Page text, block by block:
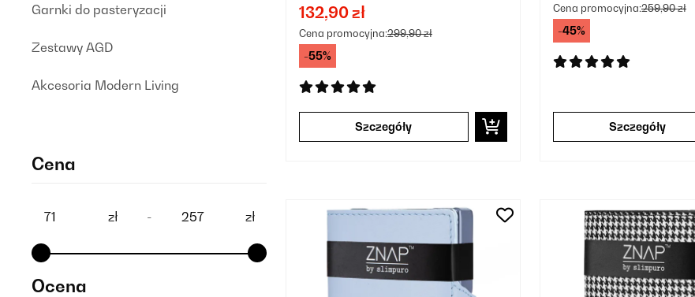
Garnki do pasteryzacji
Zestawy AGD
Akcesoria Modern Living
Cena
zł - zł
Ocena
132,90 zł
Cena promocyjna:299,90 zł
-55%
Szczegóły
Cena promocyjna:259,90 zł
-45%
Szczegóły